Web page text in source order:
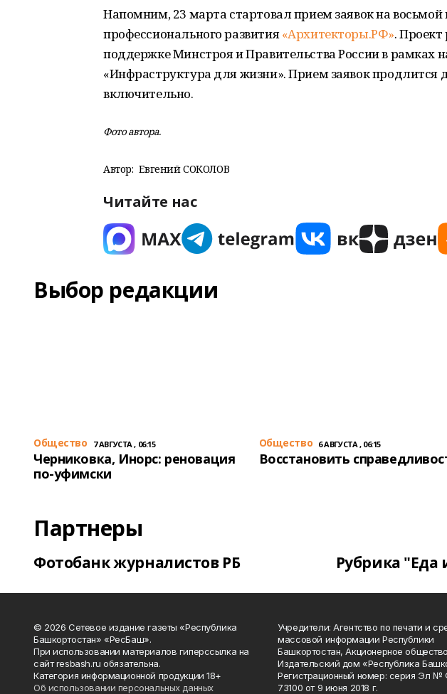
Напомним, 23 марта стартовал прием заявок на
профессионального развития«Архитекторы.РФ». Проект
поддержке Минстроя и Правительства России в рамках
«Инфраструктура для жизни». Прием заявок продлится
включительно.
Фото автора.
Автор: Евгений СОКОЛОВ
Читайте нас
Выбор редакции
Общество 7 АВГУСТА , 06:15
Черниковка, Инорс: реновация
по-уфимски
Общество 6 АВГУСТА , 06:15
Восстановить
Партнеры
Фотобанк журналистов РБ Рубрика "Еда
© 2026 Сетевое издание газеты «Республика
Башкортостан» «РесБаш».
При использовании материалов гиперссылка на
сайт resbash.ru обязательна.
Категория информационной продукции 18+
Об использовании персональных данных
Учредители: Агентство по печати и
массовой информации Республики
Башкортостан, Акционерное общество
Издательский дом «Республика
Регистрационный номер: серия Эл
73100 от 9 июня 2018 г.